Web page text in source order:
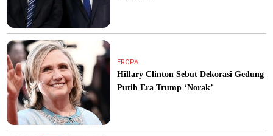
EROPA
Hillary Clinton Sebut Dekorasi Gedung
Putih Era Trump ‘Norak’